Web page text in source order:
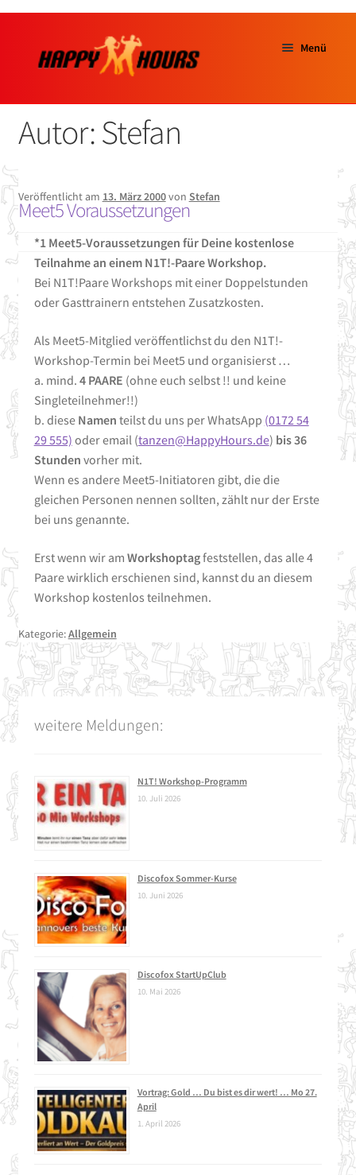
Menü
Start
über uns
Saalvermietung
Freizeitclub
Kontakt
Autor:Stefan
Veröffentlicht am 13. März 2000von Stefan
Meet5 Voraussetzungen
*1 Meet5-Voraussetzungen für Deine kostenlose
Teilnahme an einem N1T!-Paare Workshop.
Bei N1T!Paare Workshops mit einer Doppelstunden
oder Gasttrainern entstehen Zusatzkosten.
Als Meet5-Mitglied veröffentlichst du den N1T!-
Workshop-Termin bei Meet5 und organisierst …
a. mind. 4 PAARE (ohne euch selbst !! und keine
Singleteilnehmer!!)
b. diese Namen teilst du uns per WhatsApp (0172 54
29 555) oder email (tanzen@HappyHours.de) bis 36
Stunden vorher mit.
Wenn es andere Meet5-Initiatoren gibt, die die
gleichen Personen nennen sollten, zählt nur der Erste
bei uns genannte.
Erst wenn wir am Workshoptagfeststellen, das alle 4
Paare wirklich erschienen sind, kannst du an diesem
Workshop kostenlos teilnehmen.
Kategorie:Allgemein
weitere Meldungen:
N1T! Workshop-Programm
10. Juli 2026
Discofox Sommer-Kurse
10. Juni 2026
Discofox StartUpClub
10. Mai 2026
Vortrag: Gold … Du bist es dir wert! … Mo 27.
April
1. April 2026